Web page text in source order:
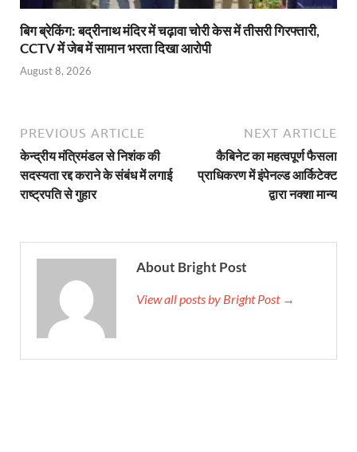
बिग ब्रेकिंग: बद्रीनाथ मंदिर में चढ़ावा चोरी केस में तीसरी गिरफ्तारी,
CCTV में जेब में सामान भरता दिखा आरोपी
August 8, 2026
PREVIOUS ARTICLE
केन्द्रीय मंत्रिमंडल से निशंक की
सदस्यता रद्द कराने के संबंध में लगाई
राष्ट्रपति से गुहार
NEXT ARTICLE
कैबिनेट का महत्वपूर्ण फैसला
प्राधिकरण में इंपेनल्ड आर्किटेक्ट
द्वारा नक्शा मान्य
About Bright Post
View all posts by Bright Post →